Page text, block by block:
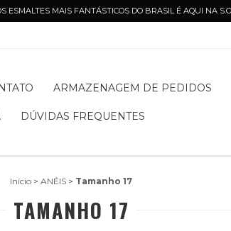
ESMALTES MAIS FANTÁSTICOS DO BRASIL É AQUI NA
ARMAZENAGEM DE PEDIDOS
DÚVIDAS FREQUENTES
Início > ANÉIS > Tamanho 17
TAMANHO 17